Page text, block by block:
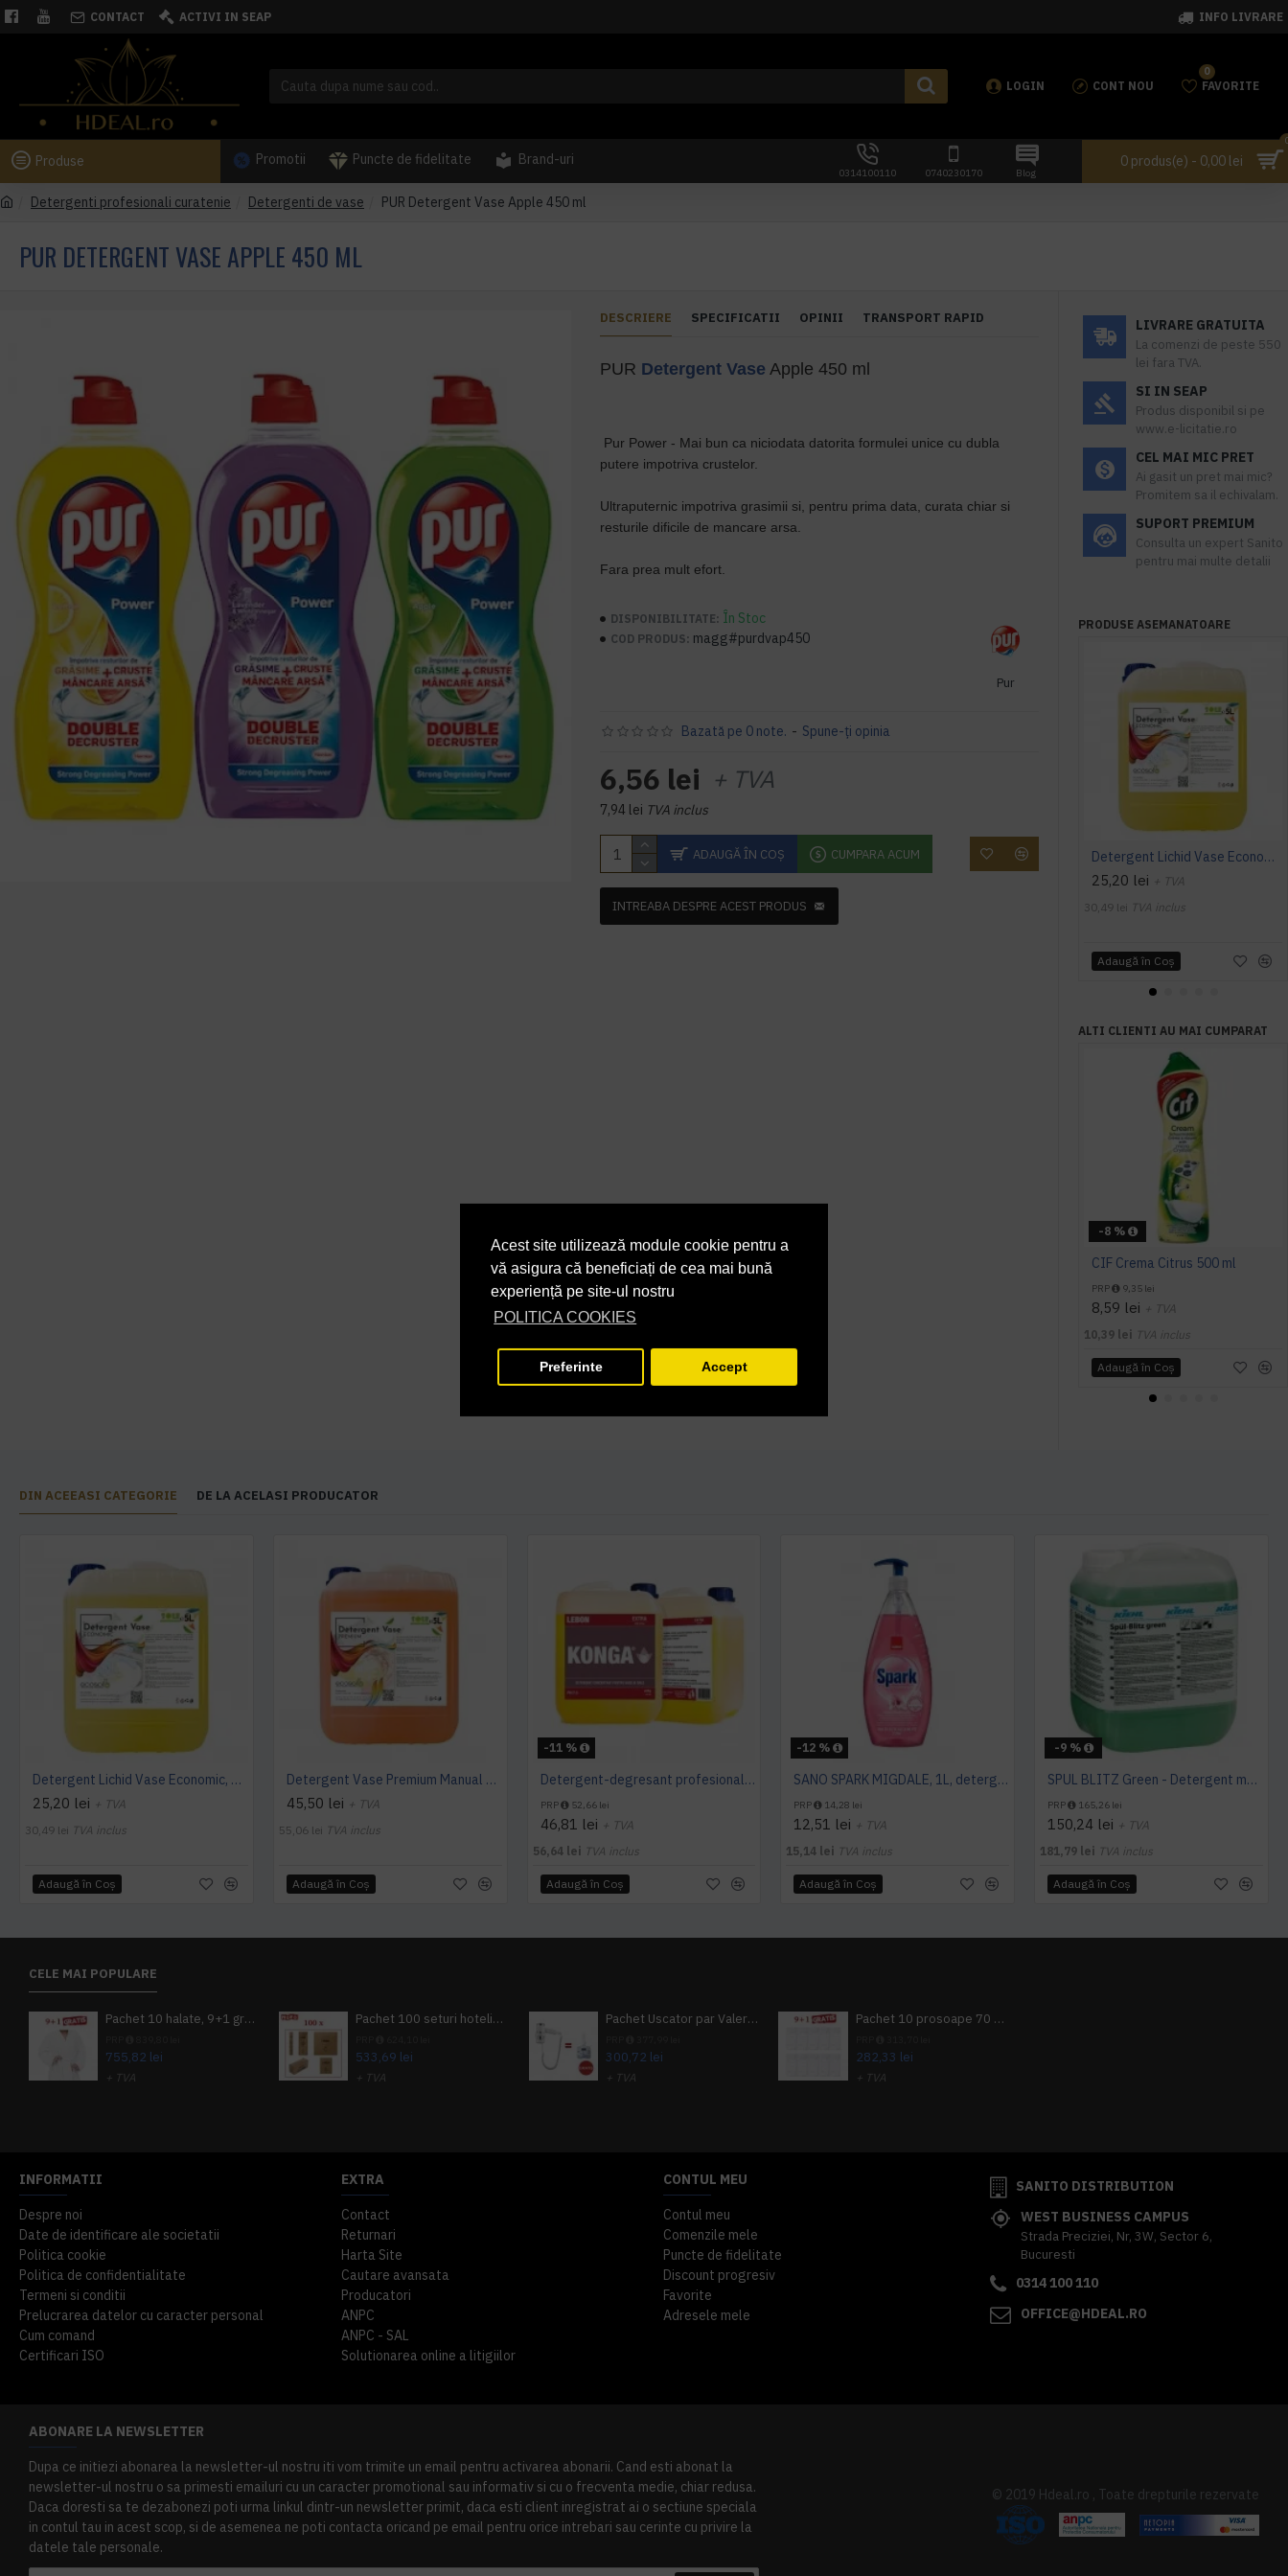
Acest site utilizează module cookie pentru a
vă asigura că beneficiați de cea mai bună
experiență pe site-ul nostru
POLITICA COOKIES
Preferinte Accept
CONTACT ACTIVI IN SEAP INFO LIVRARE
LOGIN CONT NOU FAVORITE
0
Produse Promotii Puncte de fidelitate Brand-uri
0314100110 0740230170 Blog
0 produs(e) - 0,00 lei
Detergenti profesionali curatenie Detergenti de vase PUR Detergent Vase Apple 450 ml
PUR DETERGENT VASE APPLE 450 ML
DESCRIERE SPECIFICATII OPINII TRANSPORT RAPID
PUR Detergent Vase Apple 450 ml
Pur Power - Mai bun ca niciodata datorita formulei unice cu dubla
putere impotriva crustelor.
Ultraputernic impotriva grasimii si, pentru prima data, curata chiar si
resturile dificile de mancare arsa.
Fara prea mult efort.
DISPONIBILITATE: În Stoc
COD PRODUS: magg#purdvap450
Pur
Bazată pe 0 note. - Spune-ţi opinia
6,56 lei + TVA
7,94 lei TVA inclus
ADAUGĂ ÎN COŞ CUMPARA ACUM
INTREABA DESPRE ACEST PRODUS
LIVRARE GRATUITA
La comenzi de peste 550
lei fara TVA.
SI IN SEAP
Produs disponibil si pe
www.e-licitatie.ro
CEL MAI MIC PRET
Ai gasit un pret mai mic?
Promitem sa il echivalam.
SUPORT PREMIUM
Consulta un expert Sanito
pentru mai multe detalii
PRODUSE ASEMANATOARE
Detergent Lichid Vase Economic, Manual, 5L, AQAS
25,20 lei + TVA
30,49 lei TVA inclus
Adaugă în Coş
ALTI CLIENTI AU MAI CUMPARAT
-8 %
CIF Crema Citrus 500 ml
PRP 9,35 lei
8,59 lei + TVA
10,39 lei TVA inclus
Adaugă în Coş
DIN ACEEASI CATEGORIE DE LA ACELASI PRODUCATOR
Detergent Lichid Vase Economic, Manual, 5L, AQAS
25,20 lei + TVA
30,49 lei TVA inclus
Adaugă în Coş
Detergent Vase Premium Manual 5L Canistra AQAS
45,50 lei + TVA
55,06 lei TVA inclus
Adaugă în Coş
-11 %
Detergent-degresant profesional pentru vase, 5 L, Konga Extra
PRP 52,66 lei
46,81 lei + TVA
56,64 lei TVA inclus
Adaugă în Coş
-12 %
SANO SPARK MIGDALE, 1L, detergent vase
PRP 14,28 lei
12,51 lei + TVA
15,14 lei TVA inclus
Adaugă în Coş
-9 %
SPUL BLITZ Green - Detergent manual pentru vase, 10 L, kiehl
PRP 165,26 lei
150,24 lei + TVA
181,79 lei TVA inclus
Adaugă în Coş
CELE MAI POPULARE
Pachet 10 halate, 9+1 gratuit
755,82 lei
+ TVA
Pachet 100 seturi hoteliere, set dentar, set barbierit, casca de dus, pila unghii, set cusut
533,69 lei
+ TVA
Pachet Uscator par Valera Action Super Plus + GRATUIT Sampon si gel de dus Tork
300,72 lei
+ TVA
Pachet 10 prosoape 70 x 140cm 9 + 1 gratuit
282,33 lei
+ TVA
INFORMATII
Despre noi
Date de identificare ale societatii
Politica cookie
Politica de confidentialitate
Termeni si conditii
Prelucrarea datelor cu caracter personal
Cum comand
Certificari ISO
EXTRA
Contact
Returnari
Harta Site
Cautare avansata
Producatori
ANPC
ANPC - SAL
Solutionarea online a litigiilor
CONTUL MEU
Contul meu
Comenzile mele
Puncte de fidelitate
Discount progresiv
Favorite
Adresele mele
SANITO DISTRIBUTION
WEST BUSINESS CAMPUS
Strada Preciziei, Nr, 3W, Sector 6,
Bucuresti
0314 100 110
OFFICE@HDEAL.RO
ABONARE LA NEWSLETTER
Dupa ce initiezi abonarea la newsletter-ul nostru iti vom trimite un email pentru activarea abonarii. Cand esti abonat la
newsletter-ul nostru o sa primesti emailuri cu un caracter promotional sau informativ si cu o frecventa medie, chiar redusa.
Daca doresti sa te dezabonezi poti urma linkul dintr-un newsletter primit, daca esti client inregistrat ai o sectiune speciala
in contul tau in acest scop, si de asemenea ne poti contacta oricand pe email pentru orice intrebari sau cerinte cu privire la
datele tale personale.
© 2019 Hdeal.ro , Toate drepturile rezervate